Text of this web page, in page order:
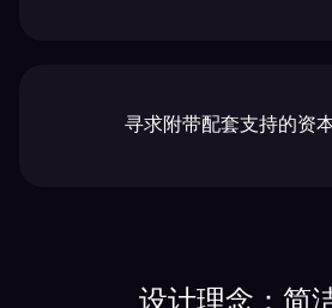
寻求附带配套支持的资
设计理念：简